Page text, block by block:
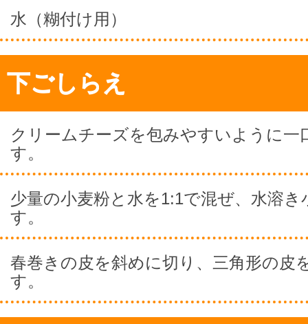
水（糊付け用）
下ごしらえ
クリームチーズを包みやすいように一
す。
少量の小麦粉と水を1:1で混ぜ、水溶き
す。
春巻きの皮を斜めに切り、三角形の皮
す。